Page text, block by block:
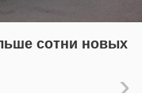
сотни новых